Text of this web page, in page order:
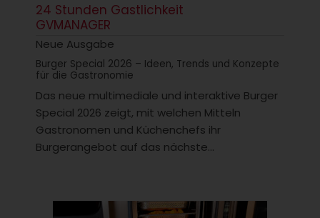
24 Stunden Gastlichkeit
GVMANAGER
Neue Ausgabe
Burger Special 2026 – Ideen, Trends und Konzepte
für die Gastronomie
Das neue multimediale und interaktive Burger
Special 2026 zeigt, mit welchen Mitteln
Gastronomen und Küchenchefs ihr
Burgerangebot auf das nächste...